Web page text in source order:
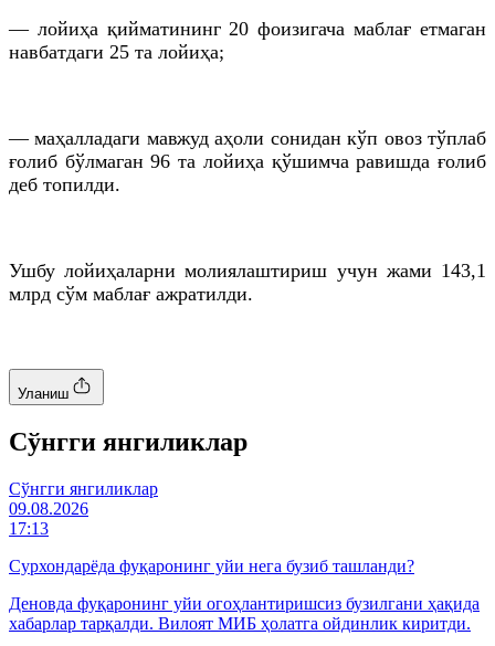
— лойиҳа қийматининг 20 фоизигача маблағ етмаган
навбатдаги 25 та лойиҳа;
— маҳалладаги мавжуд аҳоли сонидан кўп овоз тўплаб
ғолиб бўлмаган 96та лойиҳа қўшимча равишда ғолиб
деб топилди.
Ушбу лойиҳаларни молиялаштириш учун жами 143,1
млрд сўм маблағ ажратилди.
Уланиш
Cўнгги янгиликлар
Cўнгги янгиликлар
09.08.2026
17:13
Сурхондарёда фуқаронинг уйи нега бузиб ташланди?
Деновда фуқаронинг уйи огоҳлантиришсиз бузилгани ҳақида
хабарлар тарқалди. Вилоят МИБ ҳолатга ойдинлик киритди.